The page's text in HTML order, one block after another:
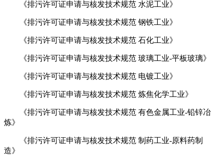
《排污许可证申请与核发技术规范 水泥工业》
《排污许可证申请与核发技术规范 钢铁工业》
《排污许可证申请与核发技术规范 石化工业》
《排污许可证申请与核发技术规范 玻璃工业-平板玻璃》
《排污许可证申请与核发技术规范 电镀工业》
《排污许可证申请与核发技术规范 炼焦化学工业》
《排污许可证申请与核发技术规范 有色金属工业-铅锌冶
炼》
《排污许可证申请与核发技术规范 制药工业-原料药制
造》